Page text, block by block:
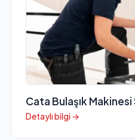
Cata Bulaşık Makinesi
Detaylı bilgi →